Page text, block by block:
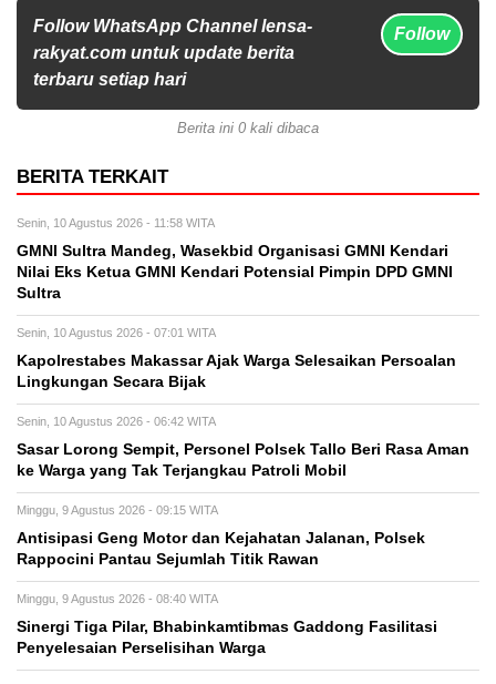
Follow WhatsApp Channel lensa-
rakyat.com untuk update berita
terbaru setiap hari
Follow
Berita ini 0 kali dibaca
BERITA TERKAIT
Senin, 10 Agustus 2026 - 11:58 WITA
GMNI Sultra Mandeg, Wasekbid Organisasi GMNI Kendari
Nilai Eks Ketua GMNI Kendari Potensial Pimpin DPD GMNI
Sultra
Senin, 10 Agustus 2026 - 07:01 WITA
Kapolrestabes Makassar Ajak Warga Selesaikan Persoalan
Lingkungan Secara Bijak
Senin, 10 Agustus 2026 - 06:42 WITA
Sasar Lorong Sempit, Personel Polsek Tallo Beri Rasa Aman
ke Warga yang Tak Terjangkau Patroli Mobil
Minggu, 9 Agustus 2026 - 09:15 WITA
Antisipasi Geng Motor dan Kejahatan Jalanan, Polsek
Rappocini Pantau Sejumlah Titik Rawan
Minggu, 9 Agustus 2026 - 08:40 WITA
Sinergi Tiga Pilar, Bhabinkamtibmas Gaddong Fasilitasi
Penyelesaian Perselisihan Warga